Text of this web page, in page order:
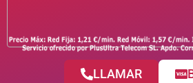
LLAMAR